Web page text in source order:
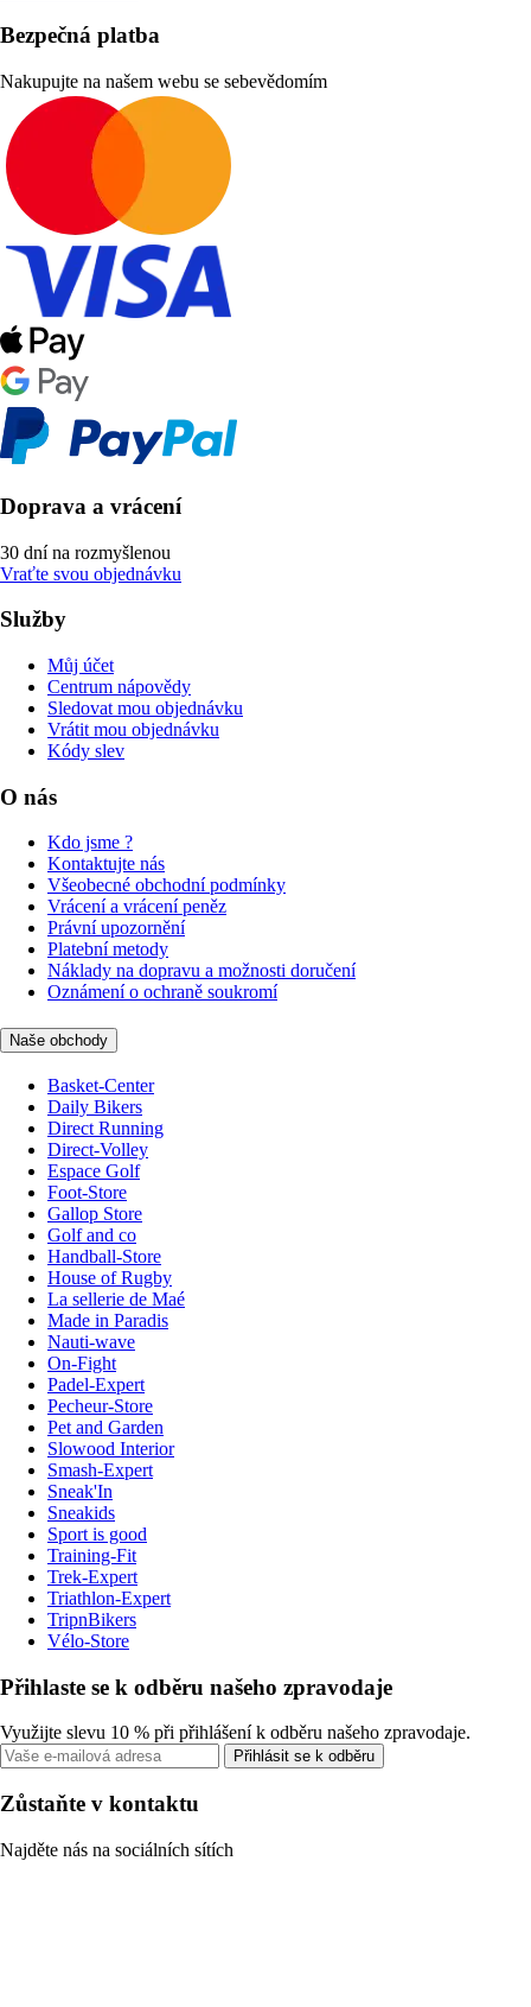
Bezpečná platba
Nakupujte na našem webu se sebevědomím
Doprava a vrácení
30 dní na rozmyšlenou
Vraťte svou objednávku
Služby
Můj účet
Centrum nápovědy
Sledovat mou objednávku
Vrátit mou objednávku
Kódy slev
O nás
Kdo jsme ?
Kontaktujte nás
Všeobecné obchodní podmínky
Vrácení a vrácení peněz
Právní upozornění
Platební metody
Náklady na dopravu a možnosti doručení
Oznámení o ochraně soukromí
Naše obchody
Basket-Center
Daily Bikers
Direct Running
Direct-Volley
Espace Golf
Foot-Store
Gallop Store
Golf and co
Handball-Store
House of Rugby
La sellerie de Maé
Made in Paradis
Nauti-wave
On-Fight
Padel-Expert
Pecheur-Store
Pet and Garden
Slowood Interior
Smash-Expert
Sneak'In
Sneakids
Sport is good
Training-Fit
Trek-Expert
Triathlon-Expert
TripnBikers
Vélo-Store
Přihlaste se k odběru našeho zpravodaje
Využijte slevu 10 % při přihlášení k odběru našeho zpravodaje.
Přihlásit se k odběru
Zůstaňte v kontaktu
Najděte nás na sociálních sítích